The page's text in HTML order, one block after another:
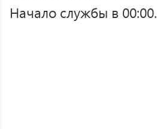
Начало службы в 00:00.